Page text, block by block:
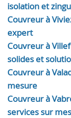
isolation et
Couvreur à
expert
Couvreur à
solides et
Couvreur à
mesure
Couvreur à
services sur